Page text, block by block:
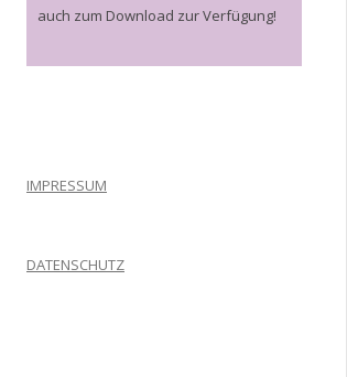
auch zum Download zur Verfügung!
IMPRESSUM
DATENSCHUTZ